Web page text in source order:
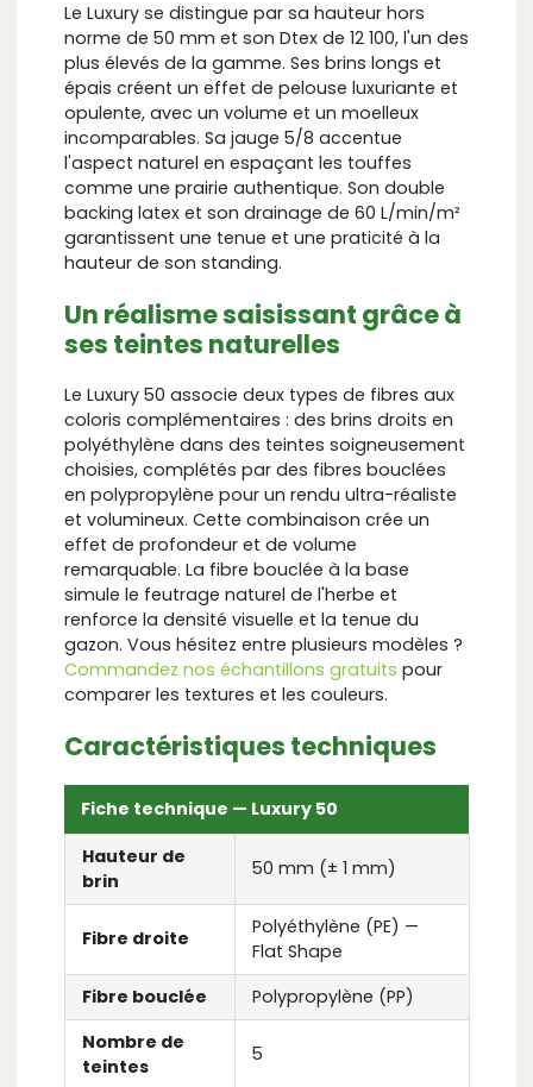
Le Luxury se distingue par sa hauteur hors
norme de 50 mm et son Dtex de 12 100, l'un des
plus élevés de la gamme. Ses brins longs et
épais créent un effet de pelouse luxuriante et
opulente, avec un volume et un moelleux
incomparables. Sa jauge 5/8 accentue
l'aspect naturel en espaçant les touffes
comme une prairie authentique. Son double
backing latex et son drainage de 60 L/min/m²
garantissent une tenue et une praticité à la
hauteur de son standing.
Un réalisme saisissant grâce à
ses teintes naturelles
Le Luxury 50 associe deux types de fibres aux
coloris complémentaires : des brins droits en
polyéthylène dans des teintes soigneusement
choisies, complétés par des fibres bouclées
en polypropylène pour un rendu ultra-réaliste
et volumineux. Cette combinaison crée un
effet de profondeur et de volume
remarquable. La fibre bouclée à la base
simule le feutrage naturel de l'herbe et
renforce la densité visuelle et la tenue du
gazon. Vous hésitez entre plusieurs modèles ?
Commandez nos échantillons gratuits pour
comparer les textures et les couleurs.
Caractéristiques techniques
Fiche technique — Luxury 50
Hauteur de
brin
50 mm (± 1 mm)
Fibre droite
Polyéthylène (PE) —
Flat Shape
Fibre bouclée
Polypropylène (PP)
Nombre de
teintes
5